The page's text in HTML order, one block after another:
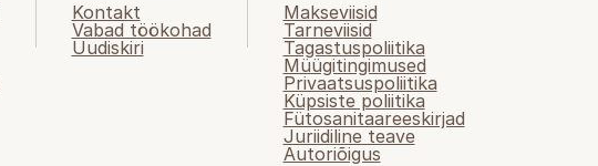
Kontakt
Vabad töökohad
Uudiskiri
Makseviisid
Tarneviisid
Tagastuspoliitika
Müügitingimused
Privaatsuspoliitika
Küpsiste poliitika
Fütosanitaareeskirjad
Juriidiline teave
Autoriõigus